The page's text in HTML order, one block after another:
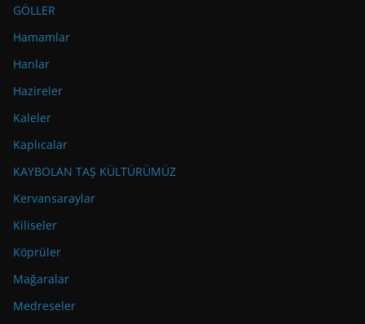
GÖLLER
Hamamlar
Hanlar
Hazireler
Kaleler
Kaplıcalar
KAYBOLAN TAŞ KÜLTÜRÜMÜZ
Kervansaraylar
Kiliseler
Köprüler
Mağaralar
Medreseler